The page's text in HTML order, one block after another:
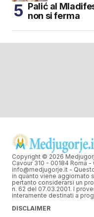
Palić al
non si ferma
Copyright © 2026
Cavour 310 - 00184 Roma
info@medjugorje.it -
in quanto viene aggiornato
pertanto considerarsi un
n. 62 del 07.03.2001. I
interamente destinati a
DISCLAIMER